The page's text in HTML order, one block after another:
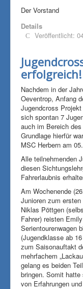
Der Vorstand
Details
Veröffentlicht:
erfolgreich!
Nachdem in der
Oeventrop, Anfang
Jugendcross
sich spontan 7
auch im Bereich
Grundlage hierfür
MSC Herbern am
Alle teilnehmenden
diesen
Fahrerlaubnis
Am Wochenende
Junioren zum
Niklas Pöttgen
Fahrer) reisten
Serientourenwagen
(Jugendklasse ab
zum Saisonauftakt
mehrfachem
gelang es beiden
bringen. Somit
von Erfahrungen